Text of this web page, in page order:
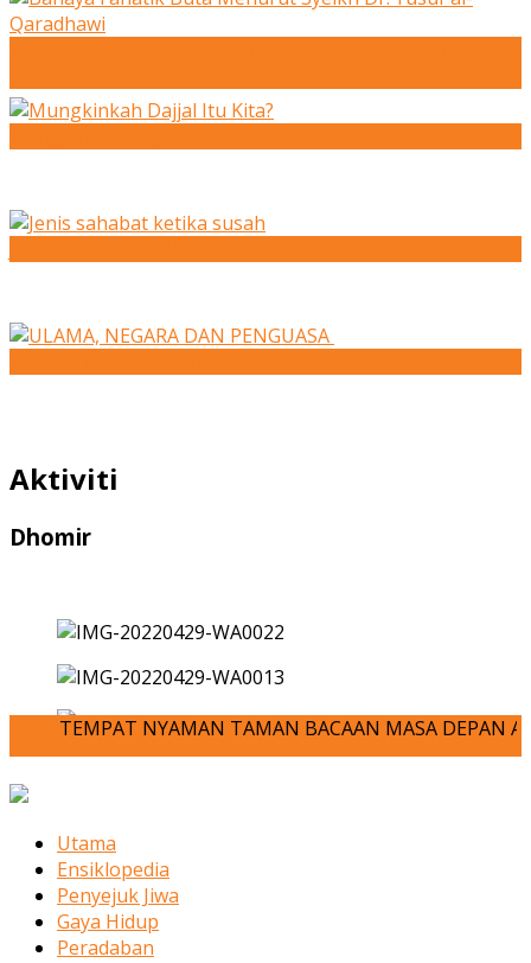
Aktiviti
Dhomir
TEMPAT NYAMAN TAMAN BACAAN MASA DEPAN
Utama
Ensiklopedia
Penyejuk Jiwa
Gaya Hidup
Peradaban